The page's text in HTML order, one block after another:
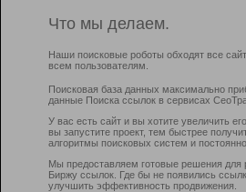
Что мы делаем.
Наши поисковые роботы обходят все
всем пользователям.
Поисковая база данных максимально
данные Поиска ссылок в сервисах
У вас есть сайт и вы хотите увеличить
вы запустите проект, тем быстрее
алгоритмы поисковых систем и
Мы предоставляем готовые решения
Биржу ссылок. Где бы не появились
улучшить эффективность продвижения.